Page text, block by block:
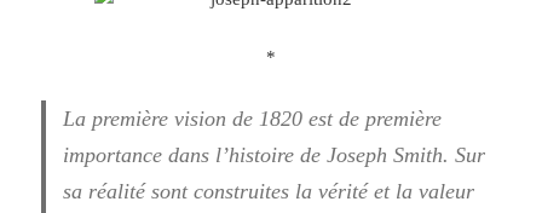
*
La première vision de 1820 est de première
importance dans l’histoire de Joseph Smith. Sur
sa réalité sont construites la vérité et la valeur